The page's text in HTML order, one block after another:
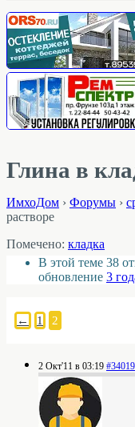
Глина в
ИмхоДом › Форумы ›
растворе
Помечено: кладка
В этой теме 38
обновление 3
← 1 2
2 Окт'11 в 03:19 #34019